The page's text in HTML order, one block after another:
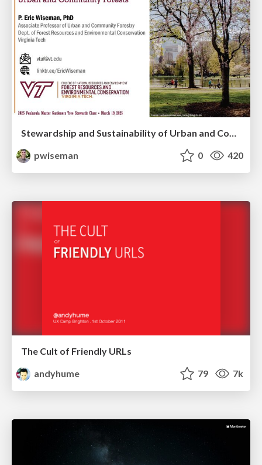
Stewardship and Sustainability of Urban and Community Forests
pwiseman
0 420
The Cult of Friendly URLs
andyhume
79 7k